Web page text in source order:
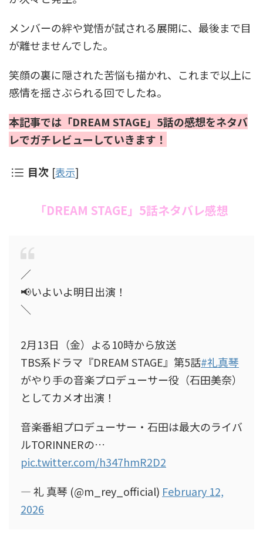
メンバーの絆や覚悟が試される展開に、最後まで目
が離せませんでした。
笑顔の裏に隠された苦悩も描かれ、これまで以上に
感情を揺さぶられる回でしたね。
本記事では「DREAM STAGE」5話の感想をネタバ
レでガチレビューしていきます！
目次 [表示]
「DREAM STAGE」5話ネタバレ感想
／​
📢いよいよ明日出演！
＼​
2月13日（金）よる10時から放送​
TBS系ドラマ『DREAM STAGE』第5話​#礼真琴
がやり手の音楽プロデューサー役（石田美奈）
としてカメオ出演！​
​音楽番組プロデューサー・石田は最大のライバ
ルTORINNERの…
pic.twitter.com/h347hmR2D2
— 礼 真琴 (@m_rey_official) February 12,
2026